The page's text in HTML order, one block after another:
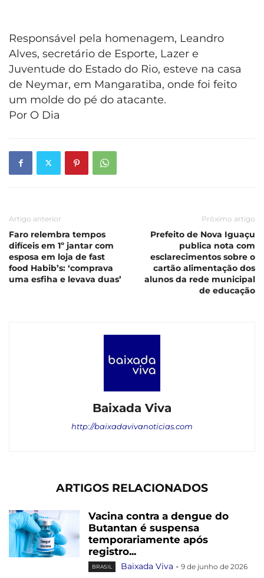
Responsável pela homenagem, Leandro
Alves, secretário de Esporte, Lazer e
Juventude do Estado do Rio, esteve na casa
de Neymar, em Mangaratiba, onde foi feito
um molde do pé do atacante.
Por O Dia
Artigo anterior
Faro relembra tempos
difíceis em 1º jantar com
esposa em loja de fast
food Habib’s: ‘comprava
uma esfiha e levava duas’
Próximo artigo
Prefeito de Nova Iguaçu
publica nota com
esclarecimentos sobre o
cartão alimentação dos
alunos da rede municipal
de educação
Baixada Viva
http://baixadavivanoticias.com
ARTIGOS RELACIONADOS
Vacina contra a dengue do
Butantan é suspensa
temporariamente após
registro...
BRASIL Baixada Viva - 9 de junho de 2026